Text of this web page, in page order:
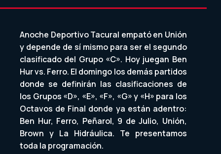
Anoche Deportivo Tacural empató en Unión
y depende de sí mismo para ser el segundo
clasificado del Grupo «C». Hoy juegan Ben
Hur vs. Ferro. El domingo los demás partidos
donde se definirán las clasificaciones de
los Grupos «D», «E», «F», «G» y «H» para los
Octavos de Final donde ya están adentro:
Ben Hur, Ferro, Peñarol, 9 de Julio, Unión,
Brown y La Hidráulica. Te presentamos
toda la programación.